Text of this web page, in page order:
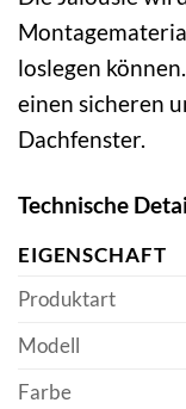
loslegen
einen sicheren
Dachfenster.
Technische
EIGENSCHAFT
Produktart
Modell
Farbe